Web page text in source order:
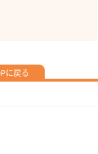
に戻る